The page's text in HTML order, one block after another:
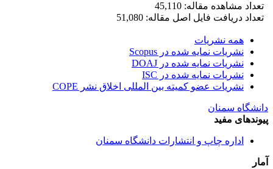
تعداد مشاهده مقاله: 45,110
تعداد دریافت فایل اصل مقاله: 51,080
همه نشریات
نشریات نمایه شده در Scopus
نشریات نمایه شده در DOAJ
نشریات نمایه شده در ISC
نشریات عضو کمیته بین المللی اخلاق نشر COPE
دانشگاه سمنان
پیوندهای مفید
اداره چاپ و انتشارات دانشگاه سمنان
آمار